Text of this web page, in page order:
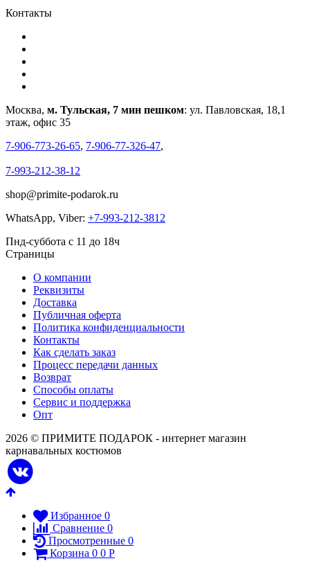
Контакты
Москва, м. Тульская, 7 мин пешком: ул. Павловская, 18,1
этаж, офис 35
7-906-773-26-65, 7-906-77-326-47,
7-993-212-38-12
shop@primite-podarok.ru
WhatsApp, Viber: +7-993-212-3812
Пнд-суббота с 11 до 18ч
Страницы
О компании
Реквизиты
Доставка
Публичная оферта
Политика конфиденциальности
Контакты
Как сделать заказ
Процесс передачи данных
Возврат
Способы оплаты
Сервис и поддержка
Опт
2026 © ПРИМИТЕ ПОДАРОК - интернет магазин
карнавальных костюмов
Избранное 0
Сравнение 0
Просмотренные 0
Корзина 0 0 Р